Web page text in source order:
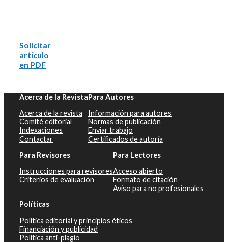
Solicitar
artículo
en PDF
Acerca de la Revista
Acerca de la revista
Comité editorial
Indexaciones
Contactar
Para Autores
Información para autores
Normas de publicación
Enviar trabajo
Certificados de autoría
Para Revisores
Instrucciones para revisores
Criterios de evaluación
Para Lectores
Acceso abierto
Formato de citación
Aviso para no profesionales
Políticas
Política editorial y principios éticos
Financiación y publicidad
Política anti-plagio